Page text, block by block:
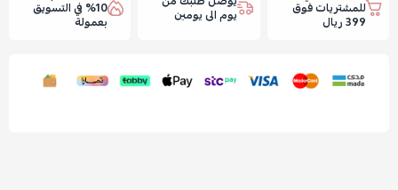
للمشتريات فوق
399 ريال يوم الى يومين 10% في التسويق
بعمولة